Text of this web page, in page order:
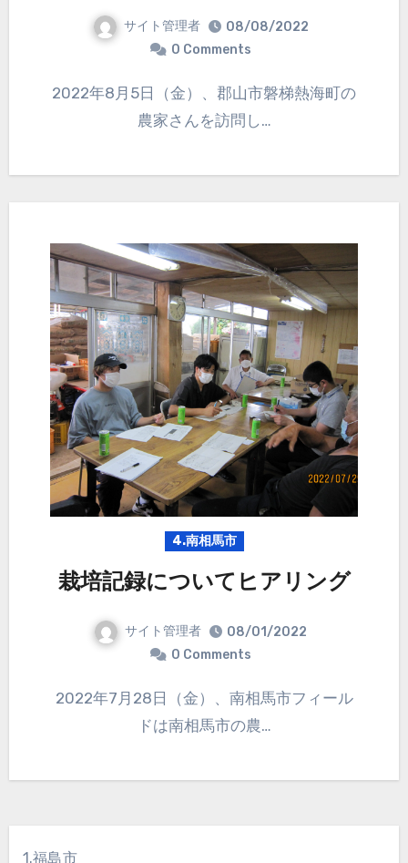
サイト管理者
08/08/2022
0 Comments
2022年8月5日（金）、郡山市磐梯熱海町の
農家さんを訪問し…
4.南相馬市
栽培記録についてヒアリング
サイト管理者
08/01/2022
0 Comments
2022年7月28日（金）、南相馬市フィール
ドは南相馬市の農…
1.福島市